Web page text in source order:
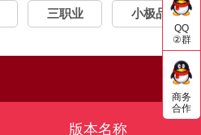
QQ
②群
商务
合作
三职业 小极品
版本名称